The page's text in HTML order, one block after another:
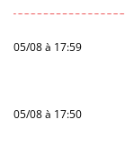
05/08 à 17:59
05/08 à 17:50